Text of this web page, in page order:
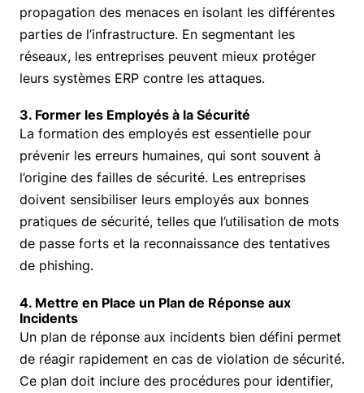
propagation des menaces en isolant les différentes
parties de l’infrastructure. En segmentant les
réseaux, les entreprises peuvent mieux protéger
leurs systèmes ERP contre les attaques.
3. Former les Employés à la Sécurité
La formation des employés est essentielle pour
prévenir les erreurs humaines, qui sont souvent à
l’origine des failles de sécurité. Les entreprises
doivent sensibiliser leurs employés aux bonnes
pratiques de sécurité, telles que l’utilisation de mots
de passe forts et la reconnaissance des tentatives
de phishing.
4. Mettre en Place un Plan de Réponse aux
Incidents
Un plan de réponse aux incidents bien défini permet
de réagir rapidement en cas de violation de sécurité.
Ce plan doit inclure des procédures pour identifier,